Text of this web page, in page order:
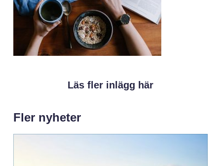
Läs fler inlägg här
Fler nyheter